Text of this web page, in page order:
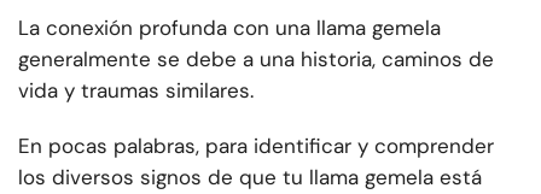
La conexión profunda con una llama gemela
generalmente se debe a una historia, caminos de
vida y traumas similares.
En pocas palabras, para identificar y comprender
los diversos signos de que tu llama gemela está